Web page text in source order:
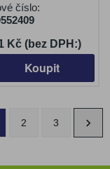
číslo:
Kč (bez DPH:)
Koupit
2 3